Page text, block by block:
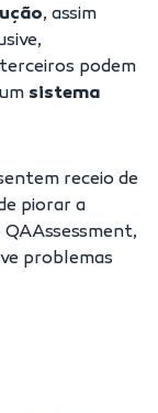
, assim
podem
sistema
receio de
piorar a
,
problemas